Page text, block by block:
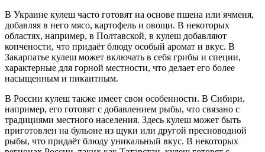
В Украине кулеш часто готовят на основе пшена или ячменя,
добавляя в него мясо, картофель и овощи. В некоторых
областях, например, в Полтавской, в кулеш добавляют
копчености, что придаёт блюду особый аромат и вкус. В
Закарпатье кулеш может включать в себя грибы и специи,
характерные для горной местности, что делает его более
насыщенным и пикантным.
В России кулеш также имеет свои особенности. В Сибири,
например, его готовят с добавлением рыбы, что связано с
традициями местного населения. Здесь кулеш может быть
приготовлен на бульоне из щуки или другой пресноводной
рыбы, что придаёт блюду уникальный вкус. В некоторых